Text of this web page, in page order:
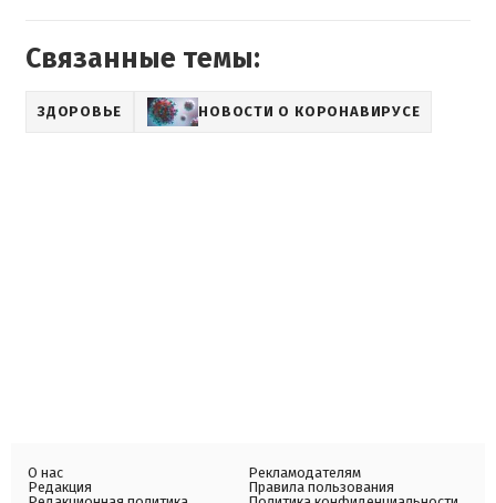
Связанные темы:
ЗДОРОВЬЕ НОВОСТИ О КОРОНАВИРУСЕ
О нас
Редакция
Рекламодателям
Правила пользования